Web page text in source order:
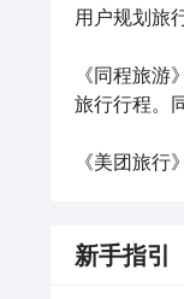
用户规划旅
《同程旅
旅行行程。
《美团旅行
新手指引